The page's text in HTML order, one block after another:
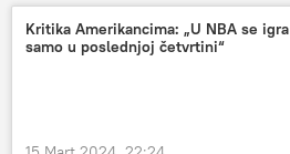
Analize i mišljenja
Zapad
Specijalna vojna operacija u Ukrajini – vesti
Kritika Amerikancima: „U NBA se igra
samo u poslednjoj četvrtini“